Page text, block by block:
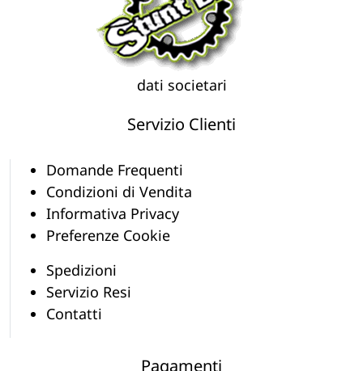
dati societari
Servizio Clienti
Domande Frequenti
Condizioni di Vendita
Informativa Privacy
Preferenze Cookie
Spedizioni
Servizio Resi
Contatti
Pagamenti